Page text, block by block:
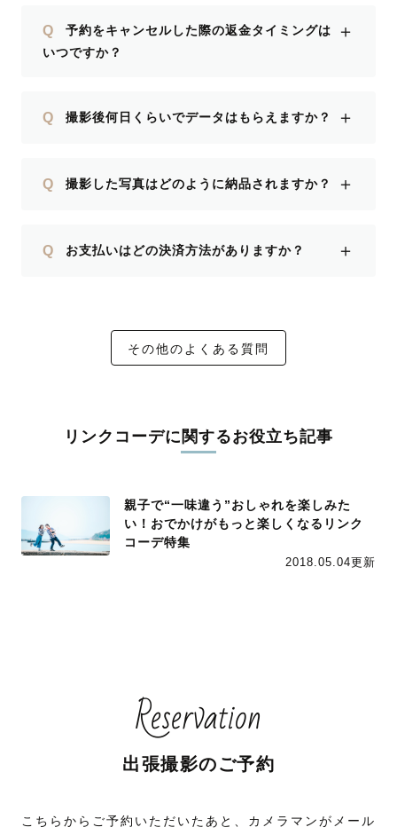
Q
予約をキャンセルした際の返金タイミングは
いつですか？
＋
Q 撮影後何日くらいでデータはもらえますか？ ＋
Q 撮影した写真はどのように納品されますか？ ＋
Q お支払いはどの決済方法がありますか？ ＋
その他のよくある質問
リンクコーデに関するお役立ち記事
親子で“一味違う”おしゃれを楽しみた
い！おでかけがもっと楽しくなるリンク
コーデ特集
2018.05.04更新
Reservation
出張撮影のご予約
こちらからご予約いただいたあと、カメラマンがメール